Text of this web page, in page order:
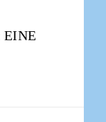
EINE